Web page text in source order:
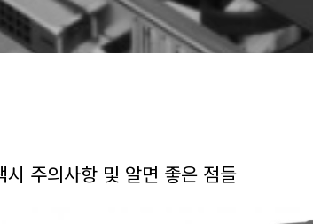
시 주의사항 및 알면 좋은 점들